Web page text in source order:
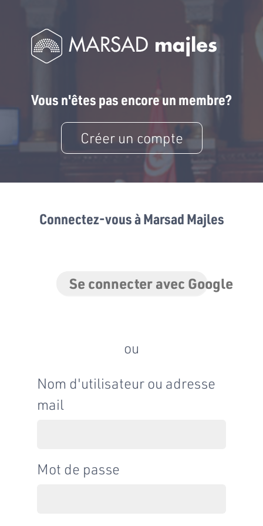
Vous n'êtes pas encore un membre?
Créer un compte
Connectez-vous à Marsad Majles
Se connecter avec Google
ou
Nom d'utilisateur ou adresse
mail
Mot de passe